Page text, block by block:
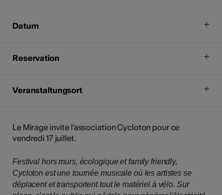
Datum
Reservation
Veranstaltungsort
Le Mirage invite l'association Cycloton pour ce
vendredi 17 juillet.
Festival hors murs, écologique et family friendly,
Cycloton est une tournée musicale où les artistes se
déplacent et transportent tout le matériel à vélo. Sur